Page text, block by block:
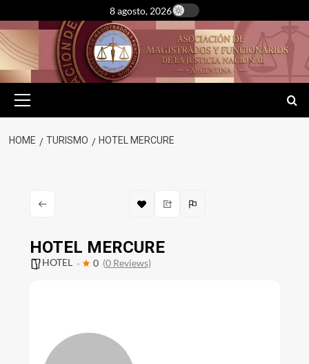
to
content
8 agosto, 2026
Menu
HOME TURISMO HOTEL MERCURE
HOTEL MERCURE
HOTEL 0 (0 Reviews)